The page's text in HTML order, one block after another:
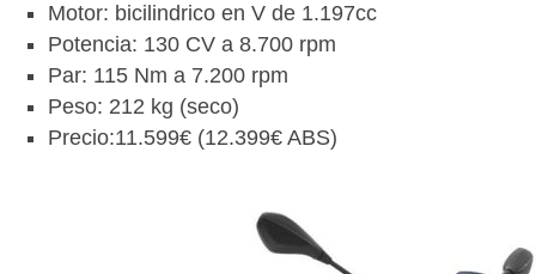
Motor: bicilindrico en V de 1.197cc
Potencia: 130 CV a 8.700 rpm
Par: 115 Nm a 7.200 rpm
Peso: 212 kg (seco)
Precio:11.599€ (12.399€ ABS)